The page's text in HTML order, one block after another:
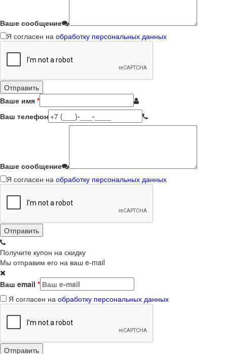
Ваше сообщение
Я согласен на обработку персональных данных
Ваше имя *
Ваш телефон
Ваше сообщение
Я согласен на обработку персональных данных
Получите купон на скидку
Мы отправим его на ваш e-mail
Ваш email *
Я согласен на обработку персональных данных